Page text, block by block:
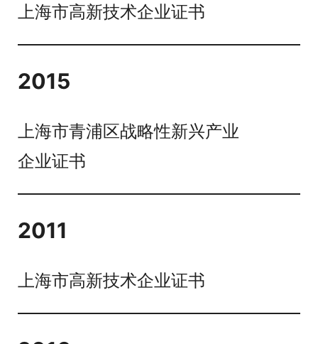
上海市高新技术企业证书
2015
上海市青浦区战略性新兴产业
企业证书
2011
上海市高新技术企业证书